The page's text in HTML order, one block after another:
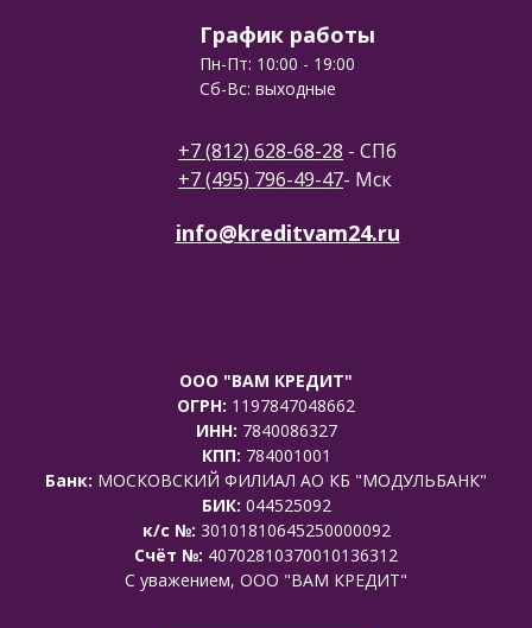
График работы
Пн-Пт: 10:00 - 19:00
Сб-Вс: выходные
+7 (812) 628-68-28 - СПб
+7 (495) 796-49-47- Мск
info@kreditvam24.ru
ООО "ВАМ КРЕДИТ"
ОГРН: 1197847048662
ИНН: 7840086327
КПП: 784001001
Банк: МОСКОВСКИЙ ФИЛИАЛ АО КБ "МОДУЛЬБАНК"
БИК: 044525092
к/с №: 30101810645250000092
Счёт №: 40702810370010136312
C уважением, ООО "ВАМ КРЕДИТ"